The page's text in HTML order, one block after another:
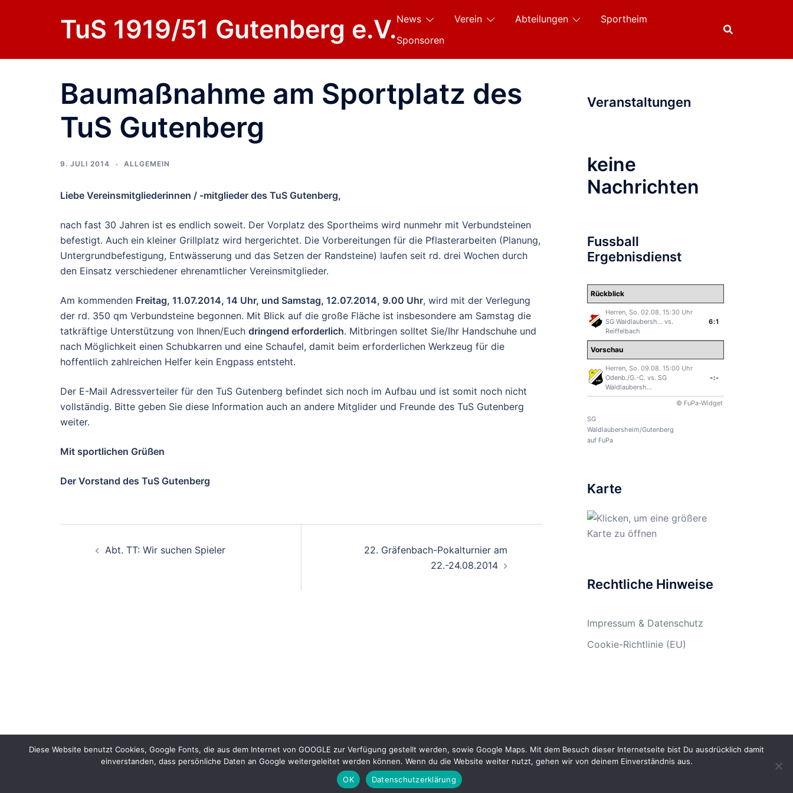
TuS 1919/51 Gutenberg e.V.News Verein Abteilungen
Sportheim
Sponsoren
Baumaßnahme am Sportplatz des
TuS Gutenberg
9. JULI 2014 ALLGEMEIN
Liebe Vereinsmitgliederinnen / -mitglieder des TuS Gutenberg,
nach fast 30 Jahren ist es endlich soweit. Der Vorplatz des Sportheims wird nunmehr mit Verbundsteinen
befestigt. Auch ein kleiner Grillplatz wird hergerichtet. Die Vorbereitungen für die Pflasterarbeiten (Planung,
Untergrundbefestigung, Entwässerung und das Setzen der Randsteine) laufen seit rd. drei Wochen durch
den Einsatz verschiedener ehrenamtlicher Vereinsmitglieder.
Am kommenden Freitag, 11.07.2014, 14 Uhr, und Samstag, 12.07.2014, 9.00 Uhr, wird mit der Verlegung
der rd. 350 qm Verbundsteine begonnen. Mit Blick auf die große Fläche ist insbesondere am Samstag die
tatkräftige Unterstützung von Ihnen/Euch dringend erforderlich. Mitbringen solltet Sie/Ihr Handschuhe und
nach Möglichkeit einen Schubkarren und eine Schaufel, damit beim erforderlichen Werkzeug für die
hoffentlich zahlreichen Helfer kein Engpass entsteht.
Der E-Mail Adressverteiler für den TuS Gutenberg befindet sich noch im Aufbau und ist somit noch nicht
vollständig. Bitte geben Sie diese Information auch an andere Mitglider und Freunde des TuS Gutenberg
weiter.
Mit sportlichen Grüßen
Der Vorstand des TuS Gutenberg
Abt. TT: Wir suchen Spieler
22. Gräfenbach-Pokalturnier am
22.-24.08.2014
Veranstaltungen
keine
Nachrichten
Fussball
Ergebnisdienst
Rückblick
Herren, So. 02.08. 15:30 Uhr
SG Waldlaubersh... vs.
Reiffelbach
6:1
Vorschau
Herren, So. 09.08. 15:00 Uhr
Odenb./G.-C. vs. SG
Waldlaubersh...
-:-
© FuPa-Widget
SG
Waldlaubersheim/Gutenberg
auf FuPa
Karte
Rechtliche Hinweise
Impressum & Datenschutz
Cookie-Richtlinie (EU)
© 2026 TuS 1919/51 Gutenberg e.V..
Diese Website benutzt Cookies, Google Fonts, die aus dem Internet von GOOGLE zur Verfügung gestellt werden, sowie Google Maps. Mit dem Besuch dieser Internetseite bist Du ausdrücklich damit
einverstanden, dass persönliche Daten an Google weitergeleitet werden können. Wenn du die Website weiter nutzt, gehen wir von deinem Einverständnis aus.
OK
Datenschutzerklärung